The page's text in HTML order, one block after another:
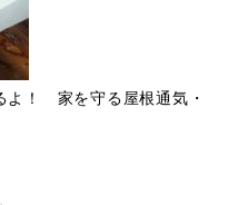
よ！ 家を守る屋根通気・